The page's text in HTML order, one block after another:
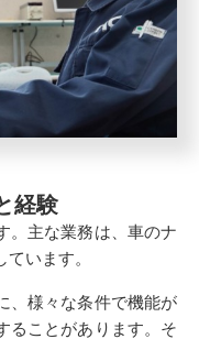
経験
。主な業務は、車のナ
います。
、様々な条件で機能が
ることがあります。そ